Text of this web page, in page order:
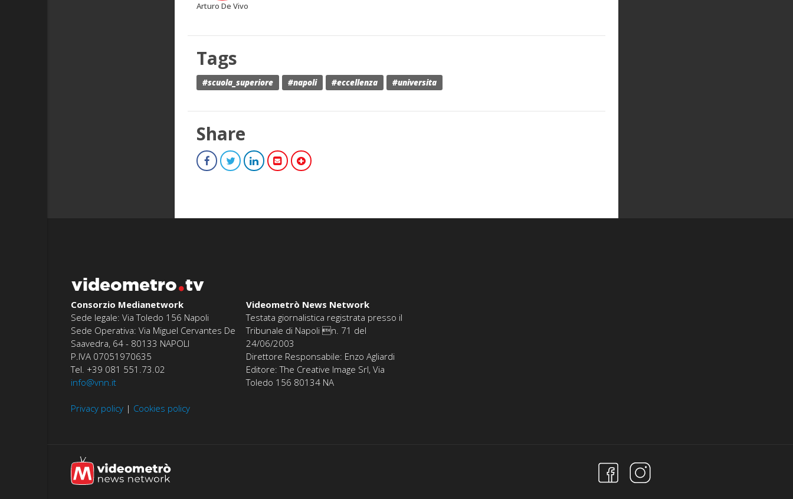
Arturo De Vivo
Tags
#scuola_superiore #napoli #eccellenza #universita
Share
videometro tv
Consorzio Medianetwork
Sede legale: Via Toledo 156 Napoli
Sede Operativa: Via Miguel Cervantes De
Saavedra, 64 - 80133 NAPOLI
P.IVA 07051970635
Tel. +39 081 551.73.02
info@vnn.it
Privacy policy | Cookies policy
Videometrò News Network
Testata giornalistica registrata presso il
Tribunale di Napoli n. 71 del
24/06/2003
Direttore Responsabile: Enzo Agliardi
Editore: The Creative Image Srl, Via
Toledo 156 80134 NA